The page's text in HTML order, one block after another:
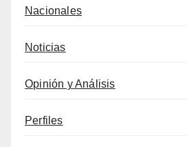
Nacionales
Noticias
Opinión y Análisis
Perfiles